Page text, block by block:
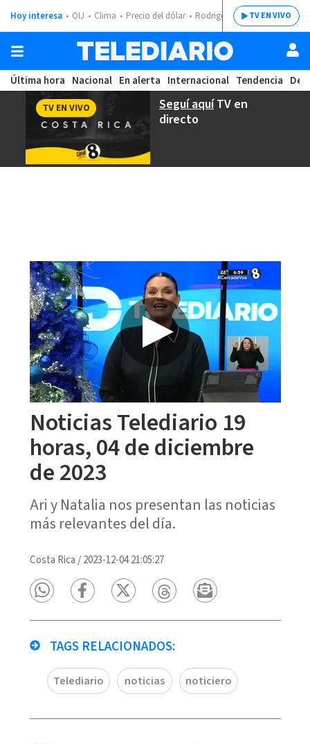
Hoy interesa OIJ Clima Precio del dólar Rodrigo ChavesTV EN VIVO
Última hora Nacional En alerta Internacional Tendencia
Seguí aquíTV en
directo
TV EN VIVO
Noticias Telediario 19
horas, 04 de diciembre
de 2023
Ari y Natalia nos presentan las noticias
más relevantes del día.
Costa Rica /2023-12-04 21:05:27
TAGS RELACIONADOS:
Telediario noticias noticiero